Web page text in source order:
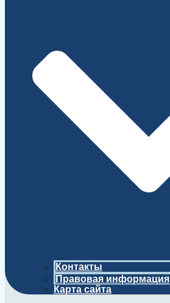
Контакты
Правовая информация
Карта сайта